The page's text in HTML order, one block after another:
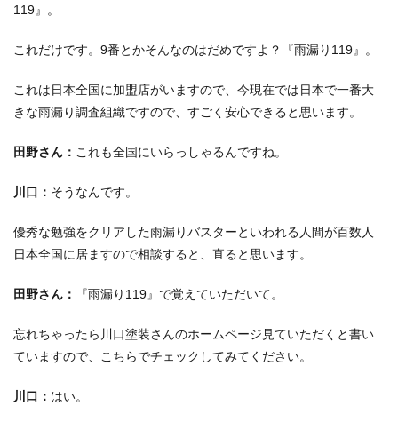
119』。
これだけです。 9番とかそんなのはだめですよ？『雨漏り119』。
これは日本全国に加盟店がいますので、今現在では日本で一番大
きな雨漏り調査組織ですので、すごく安心できると思います。
田野さん： これも全国にいらっしゃるんですね。
川口： そうなんです。
優秀な勉強をクリアした雨漏りバスターといわれる人間が百数人
日本全国に居ますので相談すると、直ると思います。
田野さん： 『雨漏り119』で覚えていただいて。
忘れちゃったら川口塗装さんのホームページ見ていただくと書い
ていますので、こちらでチェックしてみてください。
川口： はい。